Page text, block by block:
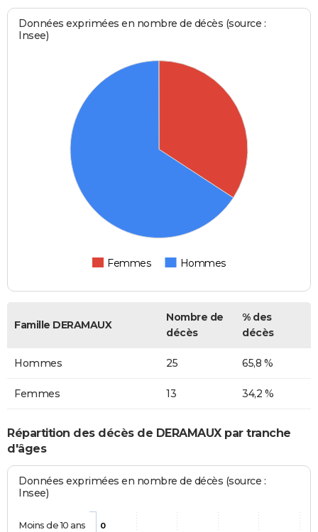
Données exprimées en nombre de décès (source :
Insee)
Femmes Hommes
Famille DERAMAUX
Nombre de
décès
% des
décès
Hommes 25 65,8 %
Femmes 13 34,2 %
Répartition des décès de DERAMAUX par tranche
d'âges
Données exprimées en nombre de décès (source :
Insee)
0
Moins de 10 ans